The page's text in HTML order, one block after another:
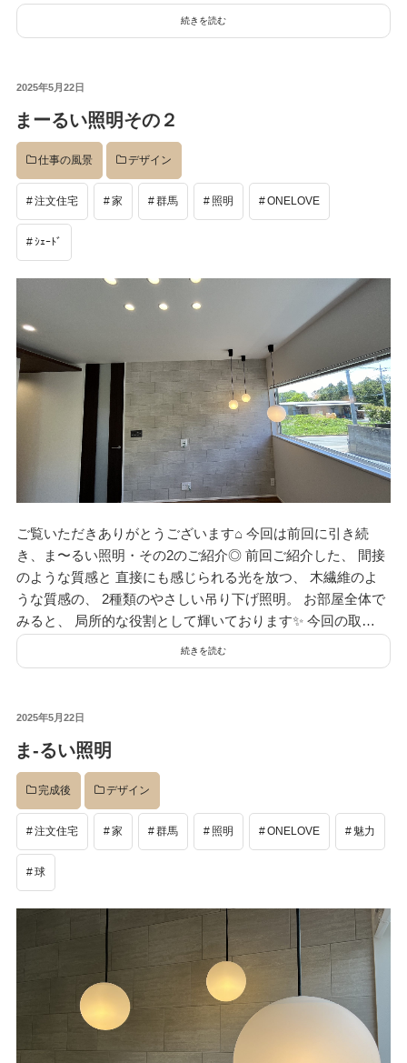
続きを読む
投
日:
2025年5月22日
まーるい照明その２
仕事の風景 デザイン
注文住宅 家 群馬 照明 ONELOVE
ｼｪｰﾄﾞ
ご覧いただきありがとうございます⌂ 今回は前回に引き続
き、ま〜るい照明・その2のご紹介◎ 前回ご紹介した、 間接
のような質感と 直接にも感じられる光を放つ、 木繊維のよ
うな質感の、 2種類のやさしい吊り下げ照明。 お部屋全体で
みると、 局所的な役割として輝いております✨ 今回の取…
続きを読む
投
日:
2025年5月22日
ま-るい照明
完成後 デザイン
注文住宅 家 群馬 照明 ONELOVE 魅力
球